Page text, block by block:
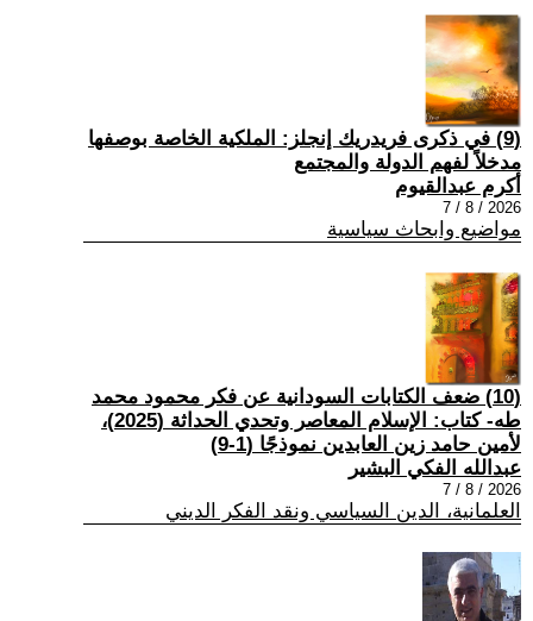
(9) في ذكرى فريدريك إنجلز: الملكية الخاصة بوصفها
مدخلاً لفهم الدولة والمجتمع
أكرم عبدالقيوم
2026 / 8 / 7
مواضيع وابحاث سياسية
(10) ضعف الكتابات السودانية عن فكر محمود محمد
طه- كتاب: الإسلام المعاصر وتحدي الحداثة (2025)،
لأمين حامد زين العابدين نموذجًا (1-9)
عبدالله الفكي البشير
2026 / 8 / 7
العلمانية، الدين السياسي ونقد الفكر الديني